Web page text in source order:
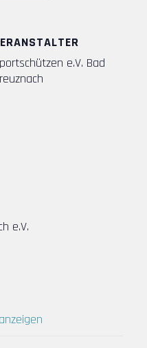
e.V.
e.V. Bad